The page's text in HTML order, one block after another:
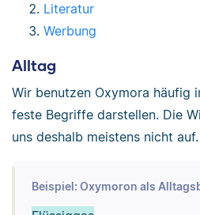
Literatur
Werbung
Alltag
Wir benutzen Oxymora häufig
feste Begriffe darstellen. Die
uns deshalb meistens nicht auf.
Beispiel: Oxymoron als